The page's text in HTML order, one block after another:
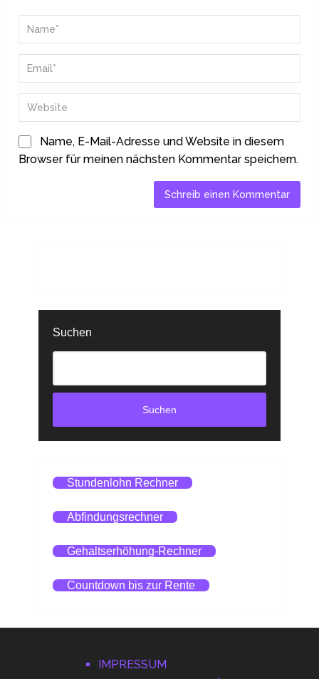
Name, E-Mail-Adresse und Website in diesem
Browser für meinen nächsten Kommentar speichern.
Suchen
Suchen
Stundenlohn Rechner
Abfindungsrechner
Gehaltserhöhung-Rechner
Countdown bis zur Rente
IMPRESSUM